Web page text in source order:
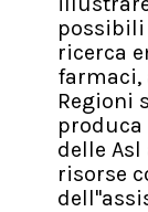
ricerca
farmaci,
Regioni
delle
risorse